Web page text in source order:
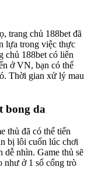
trang chủ 188bet đã
lựa trong việc thực
chủ 188bet có liên
ở VN, bạn có thể
Thời gian xử lý mau
bong da
thủ đã có thể tiến
bị lôi cuốn lúc chơi
dễ nhìn. Game thủ sẽ
như ở 1 số cổng trò